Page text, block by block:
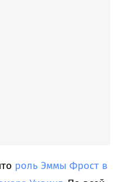
роль Эммы Фрост в